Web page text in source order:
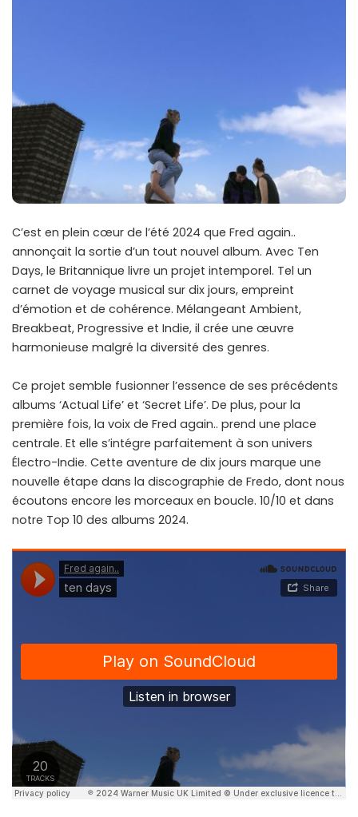
C’est en plein cœur de l’été 2024 que Fred again..
annonçait la sortie d’un tout nouvel album. Avec Ten
Days, le Britannique livre un projet intemporel. Tel un
carnet de voyage musical sur dix jours, empreint
d’émotion et de cohérence. Mélangeant Ambient,
Breakbeat, Progressive et Indie, il crée une œuvre
harmonieuse malgré la diversité des genres.
Ce projet semble fusionner l’essence de ses précédents
albums ‘Actual Life’ et ‘Secret Life’. De plus, pour la
première fois, la voix de Fred again.. prend une place
centrale. Et elle s’intégre parfaitement à son univers
Électro-Indie. Cette aventure de dix jours marque une
nouvelle étape dans la discographie de Fredo, dont nous
écoutons encore les morceaux en boucle. 10/10 et dans
notre Top 10 des albums 2024.